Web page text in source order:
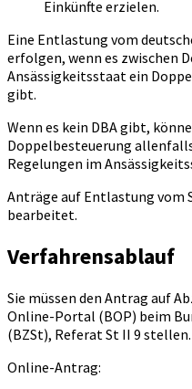
Einkünfte erzielen.
Eine Entlastung vom
erfolgen, wenn es zwischen
Ansässigkeitsstaat ein
gibt.
Wenn es kein DBA gibt,
Doppelbesteuerung
Regelungen im
Anträge auf Entlastung vom
bearbeitet.
Verfahrensablauf
Sie müssen den Antrag auf
Online-Portal (BOP) beim
(BZSt), Referat St II 9 stellen.
Online-Antrag: